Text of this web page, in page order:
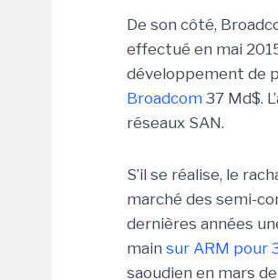
De son côté,
effectué en mai
développement de
Broadcom 37 Md$.
réseaux SAN.
S’il se réalise, le
marché des semi-
dernières années
main sur ARM pour
saoudien en mars